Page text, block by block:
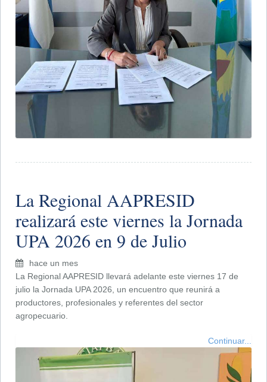
La Regional AAPRESID
realizará este viernes la Jornada
UPA 2026 en 9 de Julio
hace un mes
La Regional AAPRESID llevará adelante este viernes 17 de
julio la Jornada UPA 2026, un encuentro que reunirá a
productores, profesionales y referentes del sector
agropecuario.
Continuar...